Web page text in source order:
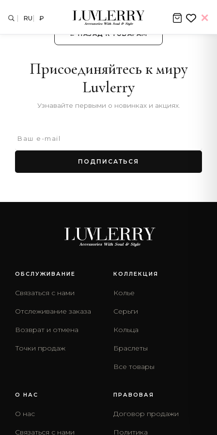
← НАЗАД К ТОВАРАМ
Присоединяйтесь к миру
Luvlerry
Узнавайте первыми о новинках и акциях.
ПОДПИСАТЬСЯ
ОБСЛУЖИВАНИЕ
Связаться с нами
Отслеживание заказа
Возврат и отмена
Точки продаж
КОЛЛЕКЦИЯ
Колье
Серьги
Кольца
Браслеты
Все товары
О НАС
О нас
Связаться с нами
ПРАВОВАЯ
Договор продажи
Политика
RU ₽